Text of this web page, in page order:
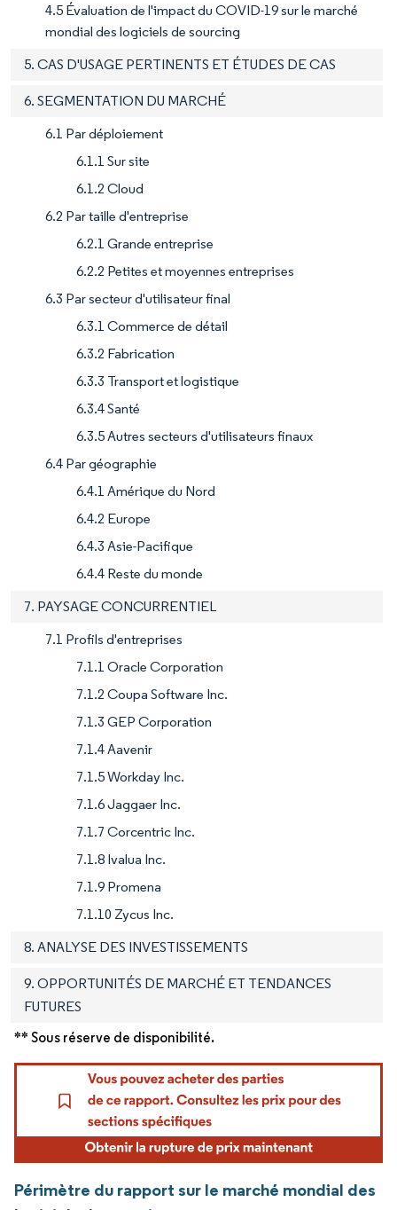
4.5 Évaluation de l'impact du COVID-19 sur le marché
mondial des logiciels de sourcing
5. CAS D'USAGE PERTINENTS ET ÉTUDES DE CAS
6. SEGMENTATION DU MARCHÉ
6.1 Par déploiement
6.1.1 Sur site
6.1.2 Cloud
6.2 Par taille d'entreprise
6.2.1 Grande entreprise
6.2.2 Petites et moyennes entreprises
6.3 Par secteur d'utilisateur final
6.3.1 Commerce de détail
6.3.2 Fabrication
6.3.3 Transport et logistique
6.3.4 Santé
6.3.5 Autres secteurs d'utilisateurs finaux
6.4 Par géographie
6.4.1 Amérique du Nord
6.4.2 Europe
6.4.3 Asie-Pacifique
6.4.4 Reste du monde
7. PAYSAGE CONCURRENTIEL
7.1 Profils d'entreprises
7.1.1 Oracle Corporation
7.1.2 Coupa Software Inc.
7.1.3 GEP Corporation
7.1.4 Aavenir
7.1.5 Workday Inc.
7.1.6 Jaggaer Inc.
7.1.7 Corcentric Inc.
7.1.8 Ivalua Inc.
7.1.9 Promena
7.1.10 Zycus Inc.
8. ANALYSE DES INVESTISSEMENTS
9. OPPORTUNITÉS DE MARCHÉ ET TENDANCES
FUTURES
** Sous réserve de disponibilité.
Périmètre du rapport sur le marché mondial des